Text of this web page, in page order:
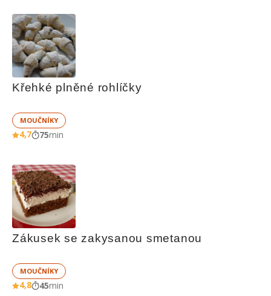
Křehké plněné rohlíčky
MOUČNÍKY
4,7 75min
Zákusek se zakysanou smetanou
MOUČNÍKY
4,8 45min